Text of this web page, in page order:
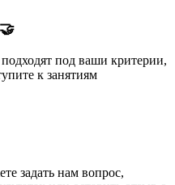
под ваши критерии,
к занятиям
задать нам вопрос,